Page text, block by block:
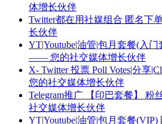
体增长伙伴
Twitter都在用社媒组合 匿名
长伙伴
YT|Youtube|油管|包月套餐(入
—— 您的社交媒体增长伙伴
X- Twitter 投票 Poll Votes|分
您的社交媒体增长伙伴
Telegram推广 【印巴套餐】
社交媒体增长伙伴
YT|Youtube|油管|包月套餐